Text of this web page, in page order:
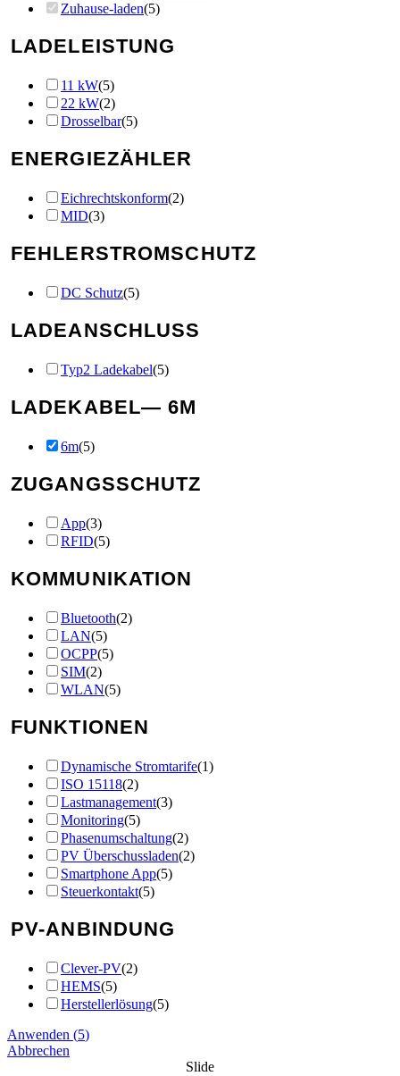
Zuhause-laden(5)
LADELEISTUNG
11 kW(5)
22 kW(2)
Drosselbar(5)
ENERGIEZÄHLER
Eichrechtskonform(2)
MID(3)
FEHLERSTROMSCHUTZ
DC Schutz(5)
LADEANSCHLUSS
Typ2 Ladekabel(5)
LADEKABEL— 6M
6m(5)
ZUGANGSSCHUTZ
App(3)
RFID(5)
KOMMUNIKATION
Bluetooth(2)
LAN(5)
OCPP(5)
SIM(2)
WLAN(5)
FUNKTIONEN
Dynamische Stromtarife(1)
ISO 15118(2)
Lastmanagement(3)
Monitoring(5)
Phasenumschaltung(2)
PV Überschussladen(2)
Smartphone App(5)
Steuerkontakt(5)
PV-ANBINDUNG
Clever-PV(2)
HEMS(5)
Herstellerlösung(5)
Anwenden (5)
Abbrechen
Slide